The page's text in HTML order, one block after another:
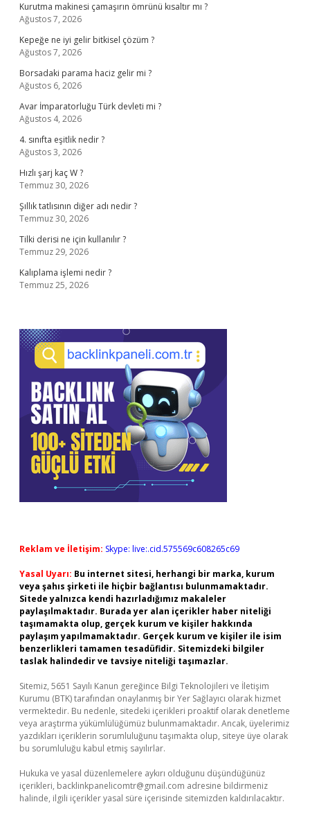
Kurutma makinesi çamaşırın ömrünü kısaltır mı ?
Ağustos 7, 2026
Kepeğe ne iyi gelir bitkisel çözüm ?
Ağustos 7, 2026
Borsadaki parama haciz gelir mi ?
Ağustos 6, 2026
Avar İmparatorluğu Türk devleti mi ?
Ağustos 4, 2026
4. sınıfta eşitlik nedir ?
Ağustos 3, 2026
Hızlı şarj kaç W ?
Temmuz 30, 2026
Şıllık tatlısının diğer adı nedir ?
Temmuz 30, 2026
Tilki derisi ne için kullanılır ?
Temmuz 29, 2026
Kalıplama işlemi nedir ?
Temmuz 25, 2026
Reklam ve İletişim: Skype: live:.cid.575569c608265c69
Yasal Uyarı: Bu internet sitesi, herhangi bir marka, kurum
veya şahıs şirketi ile hiçbir bağlantısı bulunmamaktadır.
Sitede yalnızca kendi hazırladığımız makaleler
paylaşılmaktadır. Burada yer alan içerikler haber niteliği
taşımamakta olup, gerçek kurum ve kişiler hakkında
paylaşım yapılmamaktadır. Gerçek kurum ve kişiler ile isim
benzerlikleri tamamen tesadüfidir. Sitemizdeki bilgiler
taslak halindedir ve tavsiye niteliği taşımazlar.
Sitemiz, 5651 Sayılı Kanun gereğince Bilgi Teknolojileri ve İletişim
Kurumu (BTK) tarafından onaylanmış bir Yer Sağlayıcı olarak hizmet
vermektedir. Bu nedenle, sitedeki içerikleri proaktif olarak denetleme
veya araştırma yükümlülüğümüz bulunmamaktadır. Ancak, üyelerimiz
yazdıkları içeriklerin sorumluluğunu taşımakta olup, siteye üye olarak
bu sorumluluğu kabul etmiş sayılırlar.
Hukuka ve yasal düzenlemelere aykırı olduğunu düşündüğünüz
içerikleri, backlinkpanelicomtr@gmail.com adresine bildirmeniz
halinde, ilgili içerikler yasal süre içerisinde sitemizden kaldırılacaktır.